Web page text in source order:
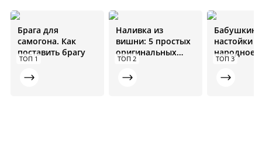
ТОП 1
Брага для
самогона. Как
поставить брагу
ТОП 2
Наливка из
вишни: 5 простых
оригинальных
рецептов
ТОП 3
Бабушкин
настойки
народное
средство
болезней